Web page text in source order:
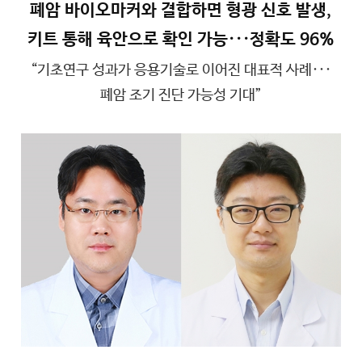
폐암 바이오마커와 결합하면 형광 신호 발생,
키트 통해 육안으로 확인 가능···정확도 96%
“기초연구 성과가 응용기술로 이어진 대표적 사례···
폐암 조기 진단 가능성 기대”